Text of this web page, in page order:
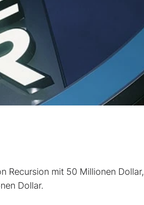
Recursion mit 50 Millionen Dollar,
Dollar.